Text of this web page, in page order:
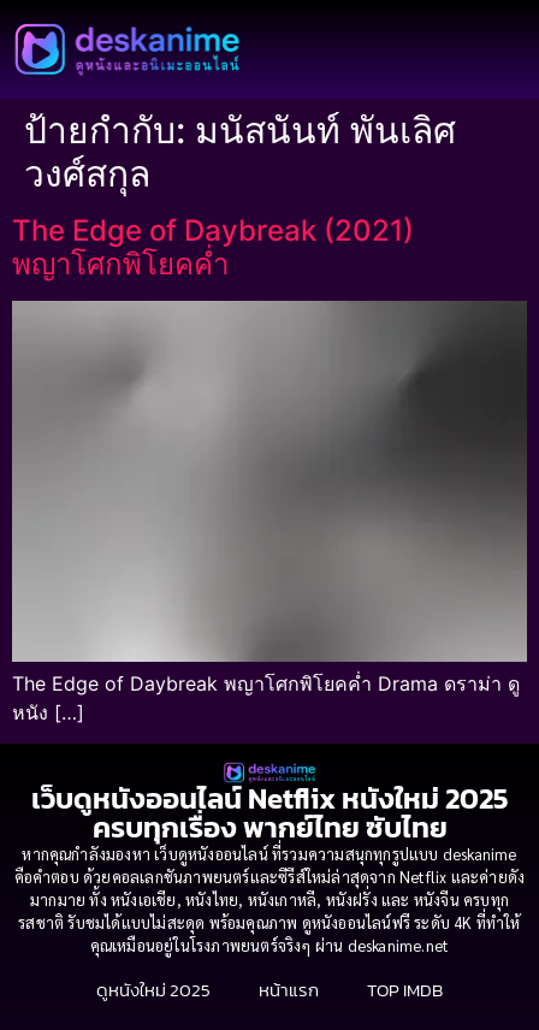
ป้ายกำกับ: มนัสนันท์ พันเลิศ
วงศ์สกุล
The Edge of Daybreak (2021)
พญาโศกพิโยคค่ำ
The Edge of Daybreak พญาโศกพิโยคค่ำ Drama ดราม่า ดู
หนัง […]
เว็บดูหนังออนไลน์ Netflix หนังใหม่ 2025
ครบทุกเรื่อง พากย์ไทย ซับไทย
หากคุณกำลังมองหา เว็บดูหนังออนไลน์ ที่รวมความสนุกทุกรูปแบบ deskanime
คือคำตอบ ด้วยคอลเลกชันภาพยนตร์และซีรีส์ใหม่ล่าสุดจาก Netflix และค่ายดัง
มากมาย ทั้ง หนังเอเชีย, หนังไทย, หนังเกาหลี, หนังฝรั่ง และ หนังจีน ครบทุก
รสชาติ รับชมได้แบบไม่สะดุด พร้อมคุณภาพ ดูหนังออนไลน์ฟรี ระดับ 4K ที่ทำให้
คุณเหมือนอยู่ในโรงภาพยนตร์จริงๆ ผ่าน deskanime.net
ดูหนังใหม่ 2025 หน้าแรก
TOP IMDB